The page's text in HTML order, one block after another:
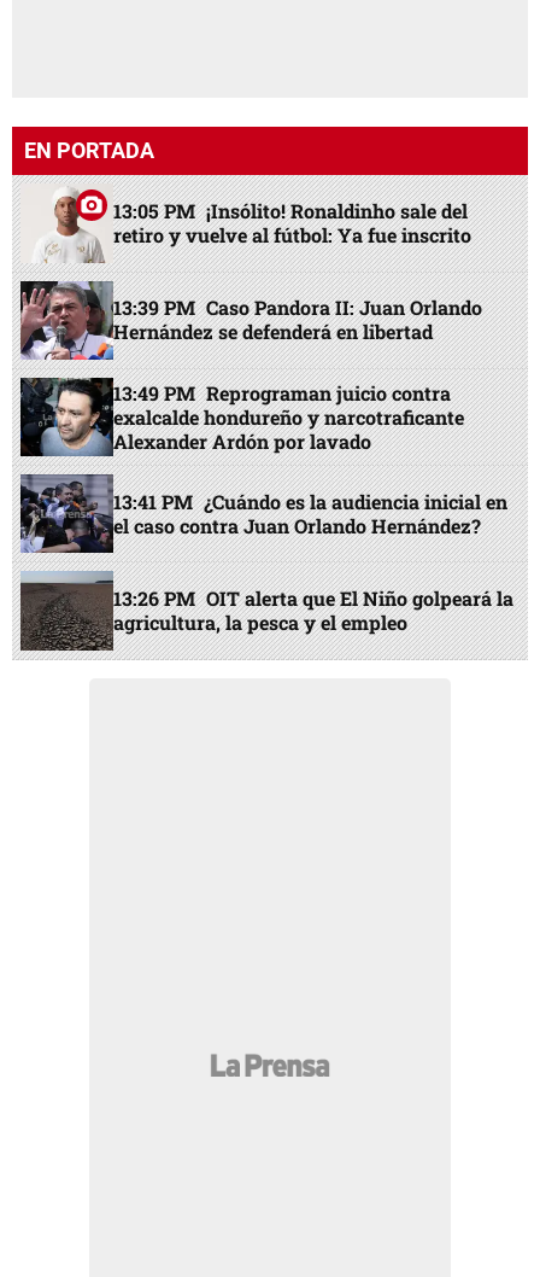
EN PORTADA
13:05 PM ¡Insólito! Ronaldinho sale del
retiro y vuelve al fútbol: Ya fue inscrito
13:39 PM Caso Pandora II: Juan Orlando
Hernández se defenderá en libertad
13:49 PM Reprograman juicio contra
exalcalde hondureño y narcotraficante
Alexander Ardón por lavado
13:41 PM ¿Cuándo es la audiencia inicial en
el caso contra Juan Orlando Hernández?
13:26 PM OIT alerta que El Niño golpeará la
agricultura, la pesca y el empleo